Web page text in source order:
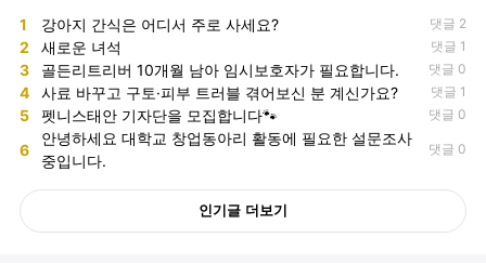
1 강아지 간식은 어디서 주로 사세요? 댓글 2
2 새로운 녀석 댓글 1
3 골든리트리버 10개월 남아 임시보호자가 필요합니다. 댓글 0
4 사료 바꾸고 구토·피부 트러블 겪어보신 분 계신가요? 댓글 1
5 펫니스태안 기자단을 모집합니다🐾 댓글 0
6
안녕하세요 대학교 창업동아리 활동에 필요한 설문조사
중입니다.
댓글 0
인기글 더보기